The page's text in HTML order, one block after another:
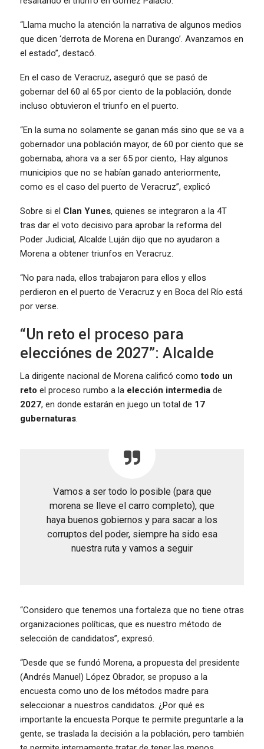
“Llama mucho la atención la narrativa de algunos medios
que dicen ‘derrota de Morena en Durango’. Avanzamos en
el estado”, destacó.
En el caso de Veracruz, aseguró que se pasó de
gobernar del 60 al 65 por ciento de la población, donde
incluso obtuvieron el triunfo en el puerto.
“En la suma no solamente se ganan más sino que se va a
gobernador una población mayor, de 60 por ciento que se
gobernaba, ahora va a ser 65 por ciento,. Hay algunos
municipios que no se habían ganado anteriormente,
como es el caso del puerto de Veracruz”, explicó
Sobre si el Clan Yunes, quienes se integraron a la 4T
tras dar el voto decisivo para aprobar la reforma del
Poder Judicial, Alcalde Luján dijo que no ayudaron a
Morena a obtener triunfos en Veracruz.
“No para nada, ellos trabajaron para ellos y ellos
perdieron en el puerto de Veracruz y en Boca del Río está
por verse.
“Un reto el proceso para
elecciónes de 2027”: Alcalde
La dirigente nacional de Morena calificó comotodo un
reto el proceso rumbo a la elección intermedia de
2027, en donde estarán en juego un total de 17
gubernaturas.
Vamos a ser todo lo posible (para que
morena se lleve el carro completo), que
haya buenos gobiernos y para sacar a los
corruptos del poder, siempre ha sido esa
nuestra ruta y vamos a seguir
“Considero que tenemos una fortaleza que no tiene otras
organizaciones políticas, que es nuestro método de
selección de candidatos”, expresó.
“Desde que se fundó Morena, a propuesta del presidente
(Andrés Manuel) López Obrador, se propuso a la
encuesta como uno de los métodos madre para
seleccionar a nuestros candidatos. ¿Por qué es
importante la encuesta Porque te permite preguntarle a la
gente, se traslada la decisión a la población, pero también